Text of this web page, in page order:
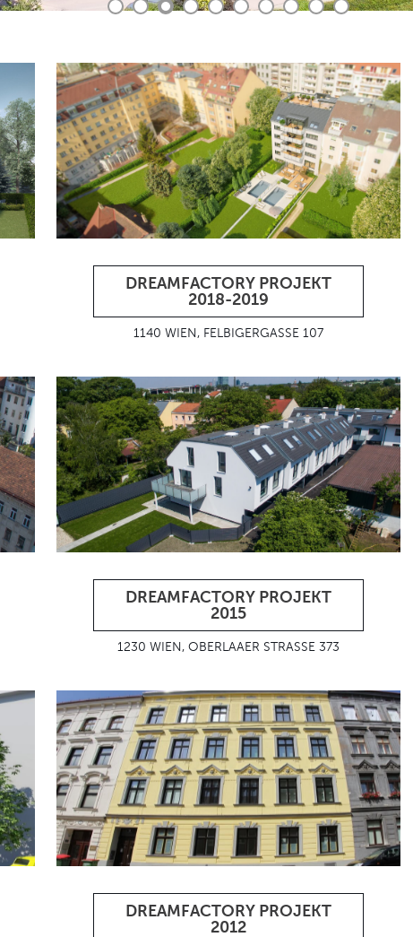
DREAMFACTORY PROJEKT
2018-2019
1140 WIEN, FELBIGERGASSE 107
DREAMFACTORY PROJEKT
2015
1230 WIEN, OBERLAAER STRASSE 373
DREAMFACTORY PROJEKT
2012